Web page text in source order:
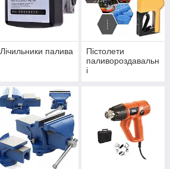
Лічильники палива
Пістолети
паливороздавальн
і